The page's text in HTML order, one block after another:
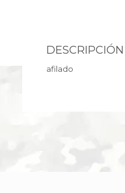
DESCRIPCIÓN
afilado